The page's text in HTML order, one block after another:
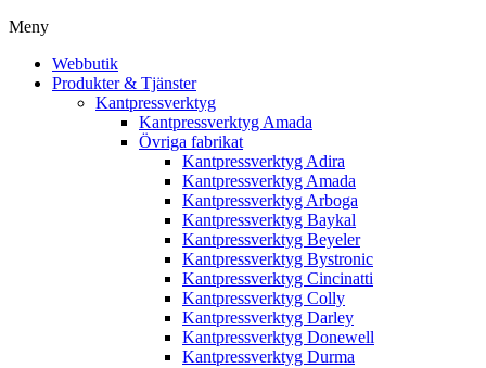
Meny
Webbutik
Produkter & Tjänster
Kantpressverktyg
Kantpressverktyg Amada
Övriga fabrikat
Kantpressverktyg Adira
Kantpressverktyg Amada
Kantpressverktyg Arboga
Kantpressverktyg Baykal
Kantpressverktyg Beyeler
Kantpressverktyg Bystronic
Kantpressverktyg Cincinatti
Kantpressverktyg Colly
Kantpressverktyg Darley
Kantpressverktyg Donewell
Kantpressverktyg Durma